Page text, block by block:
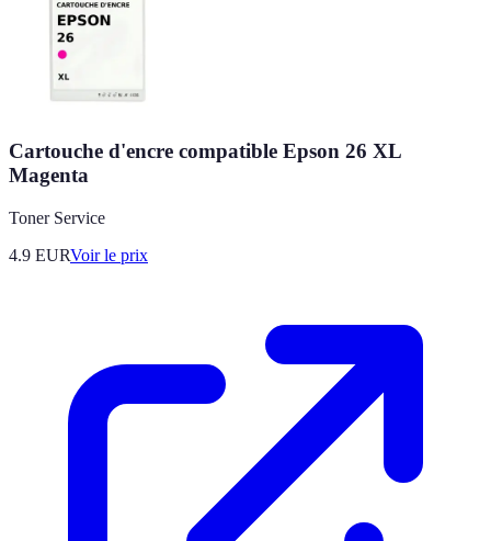
Cartouche d'encre compatible Epson 26 XL
Magenta
Toner Service
4.9 EURVoir le prix